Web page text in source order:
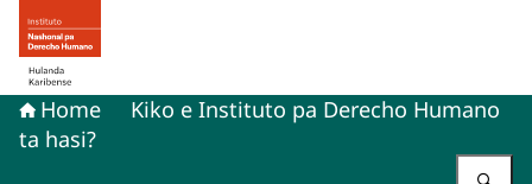
bai homepage di Derecho humano na Hulanda
Home
Kiko e Instituto pa Derecho Humano
ta hasi?